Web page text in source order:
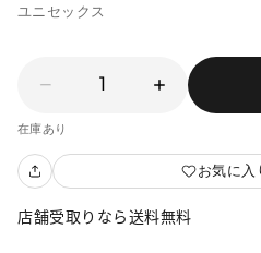
ユニセックス
1
在庫あり
お気に入
店舗受取りなら送料無料